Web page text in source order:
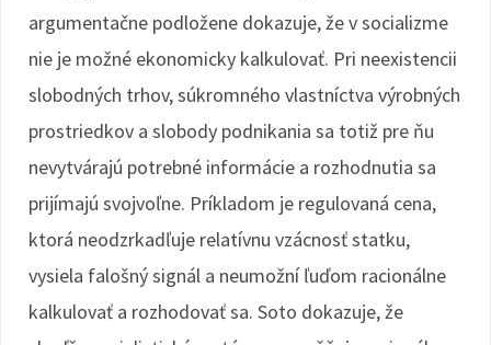
argumentačne podložene dokazuje, že v socializme
nie je možné ekonomicky kalkulovať. Pri neexistencii
slobodných trhov, súkromného vlastníctva výrobných
prostriedkov a slobody podnikania sa totiž pre ňu
nevytvárajú potrebné informácie a rozhodnutia sa
prijímajú svojvoľne. Príkladom je regulovaná cena,
ktorá neodzrkadľuje relatívnu vzácnosť statku,
vysiela falošný signál a neumožní ľuďom racionálne
kalkulovať a rozhodovať sa. Soto dokazuje, že